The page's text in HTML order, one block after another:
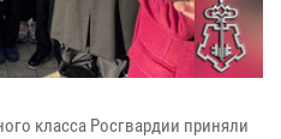
класса Росгвардии приняли